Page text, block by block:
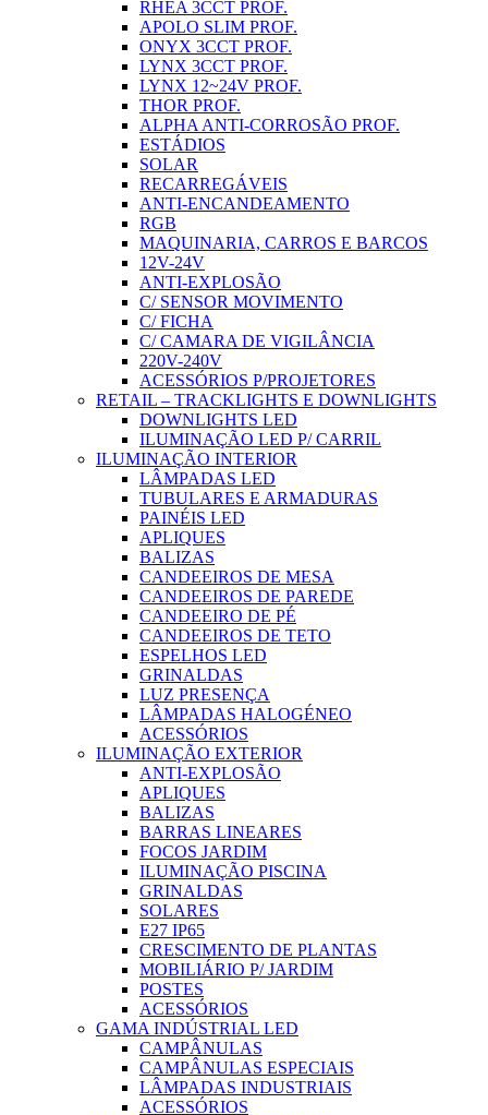
RHEA 3CCT PROF.
APOLO SLIM PROF.
ONYX 3CCT PROF.
LYNX 3CCT PROF.
LYNX 12~24V PROF.
THOR PROF.
ALPHA ANTI-CORROSÃO PROF.
ESTÁDIOS
SOLAR
RECARREGÁVEIS
ANTI-ENCANDEAMENTO
RGB
MAQUINARIA, CARROS E BARCOS
12V-24V
ANTI-EXPLOSÃO
C/ SENSOR MOVIMENTO
C/ FICHA
C/ CAMARA DE VIGILÂNCIA
220V-240V
ACESSÓRIOS P/PROJETORES
RETAIL – TRACKLIGHTS E DOWNLIGHTS
DOWNLIGHTS LED
ILUMINAÇÃO LED P/ CARRIL
ILUMINAÇÃO INTERIOR
LÂMPADAS LED
TUBULARES E ARMADURAS
PAINÉIS LED
APLIQUES
BALIZAS
CANDEEIROS DE MESA
CANDEEIROS DE PAREDE
CANDEEIRO DE PÉ
CANDEEIROS DE TETO
ESPELHOS LED
GRINALDAS
LUZ PRESENÇA
LÂMPADAS HALOGÉNEO
ACESSÓRIOS
ILUMINAÇÃO EXTERIOR
ANTI-EXPLOSÃO
APLIQUES
BALIZAS
BARRAS LINEARES
FOCOS JARDIM
ILUMINAÇÃO PISCINA
GRINALDAS
SOLARES
E27 IP65
CRESCIMENTO DE PLANTAS
MOBILIÁRIO P/ JARDIM
POSTES
ACESSÓRIOS
GAMA INDÚSTRIAL LED
CAMPÂNULAS
CAMPÂNULAS ESPECIAIS
LÂMPADAS INDUSTRIAIS
ACESSÓRIOS